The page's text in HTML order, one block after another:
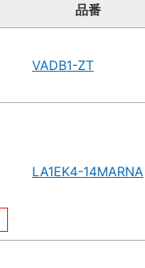
品番
VADB1-ZT
LA1EK4-14MARNA